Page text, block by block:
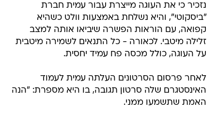
נזכיר כי את העוגה מייצרת עבור עמית חברת
"ביסקוטי", והיא נשלחת באמצעות וולט כשהיא
קפואה, עם הוראות הפשרה שיביאו אותה למצב
זלילה מיטבי. לכאורה - כל התנאים לשמירה מיטבית
על העוגה, כולל מכסה פח עמיד יחסית.
לאחר פרסום הסרטונים העלתה עמית לעמוד
האינסטגרם שלה סרטון תגובה, בו היא מספרת: "הנה
האמת שתשמעו ממני.